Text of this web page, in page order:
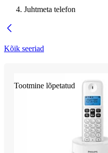
Juhtmeta telefon
Kõik seeriad
Tootmine lõpetatud